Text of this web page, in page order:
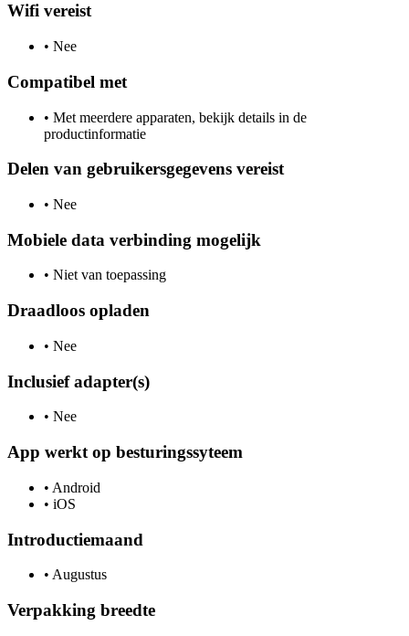
Wifi vereist
• Nee
Compatibel met
• Met meerdere apparaten, bekijk details in de
productinformatie
Delen van gebruikersgegevens vereist
• Nee
Mobiele data verbinding mogelijk
• Niet van toepassing
Draadloos opladen
• Nee
Inclusief adapter(s)
• Nee
App werkt op besturingssyteem
• Android
• iOS
Introductiemaand
• Augustus
Verpakking breedte